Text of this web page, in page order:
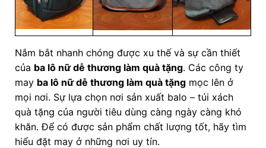
Nắm bắt nhanh chóng được xu thế và sự cần thiết
của ba lô nữ dễ thương làm quà tặng. Các công ty
may ba lô nữ dễ thương làm quà tặngmọc lên ở
mọi nơi. Sự lựa chọn nơi sản xuất balo – túi xách
quà tặng của người tiêu dùng càng ngày càng khó
khăn. Để có được sản phẩm chất lượng tốt, hãy tìm
hiểu đặt may ở những nơi uy tín.